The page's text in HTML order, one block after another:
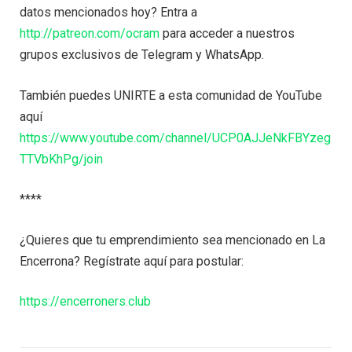
datos mencionados hoy? Entra a
http://patreon.com/ocram para acceder a nuestros
grupos exclusivos de Telegram y WhatsApp.
También puedes UNIRTE a esta comunidad de YouTube
aquí
https://www.youtube.com/channel/UCP0AJJeNkFBYzeg
TTVbKhPg/join
****
¿Quieres que tu emprendimiento sea mencionado en La
Encerrona? Regístrate aquí para postular:
https://encerroners.club